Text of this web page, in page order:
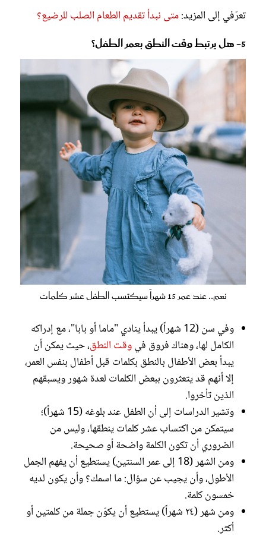
تعرّفي إلى المزيد:متى نبدأ تقديم الطعام الصلب للرضيع؟
5- هل يرتبط وقت النطق بعمر الطفل؟
نعم.. عند عمر 15 شهراً سيكتسب الطفل عشر كلمات
وفي سن (12 شهراً) يبدأ ينادي "ماما أو بابا"، مع إدراكه
الكامل لها، وهناك فروق فيوقت النطق، حيث يمكن أن
يبدأ بعض الأطفال بالنطق بكلمات قبل أطفال بنفس العمر،
إلا أنهم قد يتعثرون ببعض الكلمات لعدة شهور ويسبقهم
الذين تأخروا.
وتشير الدراسات إلى أن الطفل عند بلوغه (15 شهراً)؛
سيتمكن من اكتساب عشر كلمات ينطقها، وليس من
الضروري أن تكون الكلمة واضحة أو صحيحة.
ومن الشهر (18 إلى عمر السنتين) يستطيع أن يفهم الجمل
الأطول، وأن يجيب عن سؤال: ما اسمك؟ وأن يكون لديه
خمسون كلمة.
ومن شهر (٢٤ شهراً) يستطيع أن يكوّن جملة من كلمتين أو
أكثر.